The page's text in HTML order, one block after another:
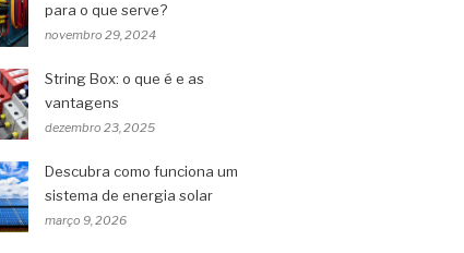
para o que serve?
novembro 29, 2024
String Box: o que é e as
vantagens
dezembro 23, 2025
Descubra como funciona um
sistema de energia solar
março 9, 2026